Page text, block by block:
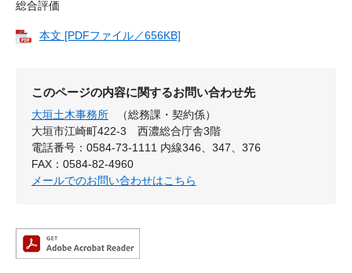
総合評価
本文 [PDFファイル／656KB]
このページの内容に関するお問い合わせ先
大垣土木事務所
（総務課・契約係）
大垣市江崎町422-3 西濃総合庁舎3階
電話番号：0584-73-1111 内線346、347、376
FAX：0584-82-4960
メールでのお問い合わせはこちら